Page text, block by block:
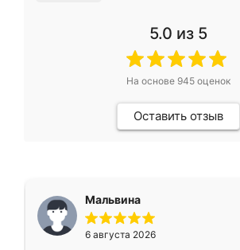
5.0 из 5
На основе 945оценок
Оставить отзыв
Мальвина
6 августа 2026